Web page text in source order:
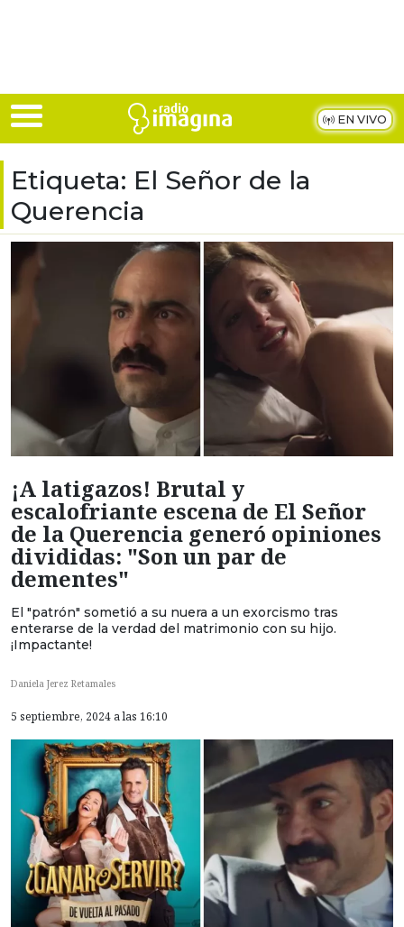
EN VIVO
Etiqueta: El Señor de la
Querencia
¡A latigazos! Brutal y
escalofriante escena de El Señor
de la Querencia generó opiniones
divididas: "Son un par de
dementes"
El "patrón" sometió a su nuera a un exorcismo tras
enterarse de la verdad del matrimonio con su hijo.
¡Impactante!
Daniela Jerez Retamales
5 septiembre, 2024 a las 16:10